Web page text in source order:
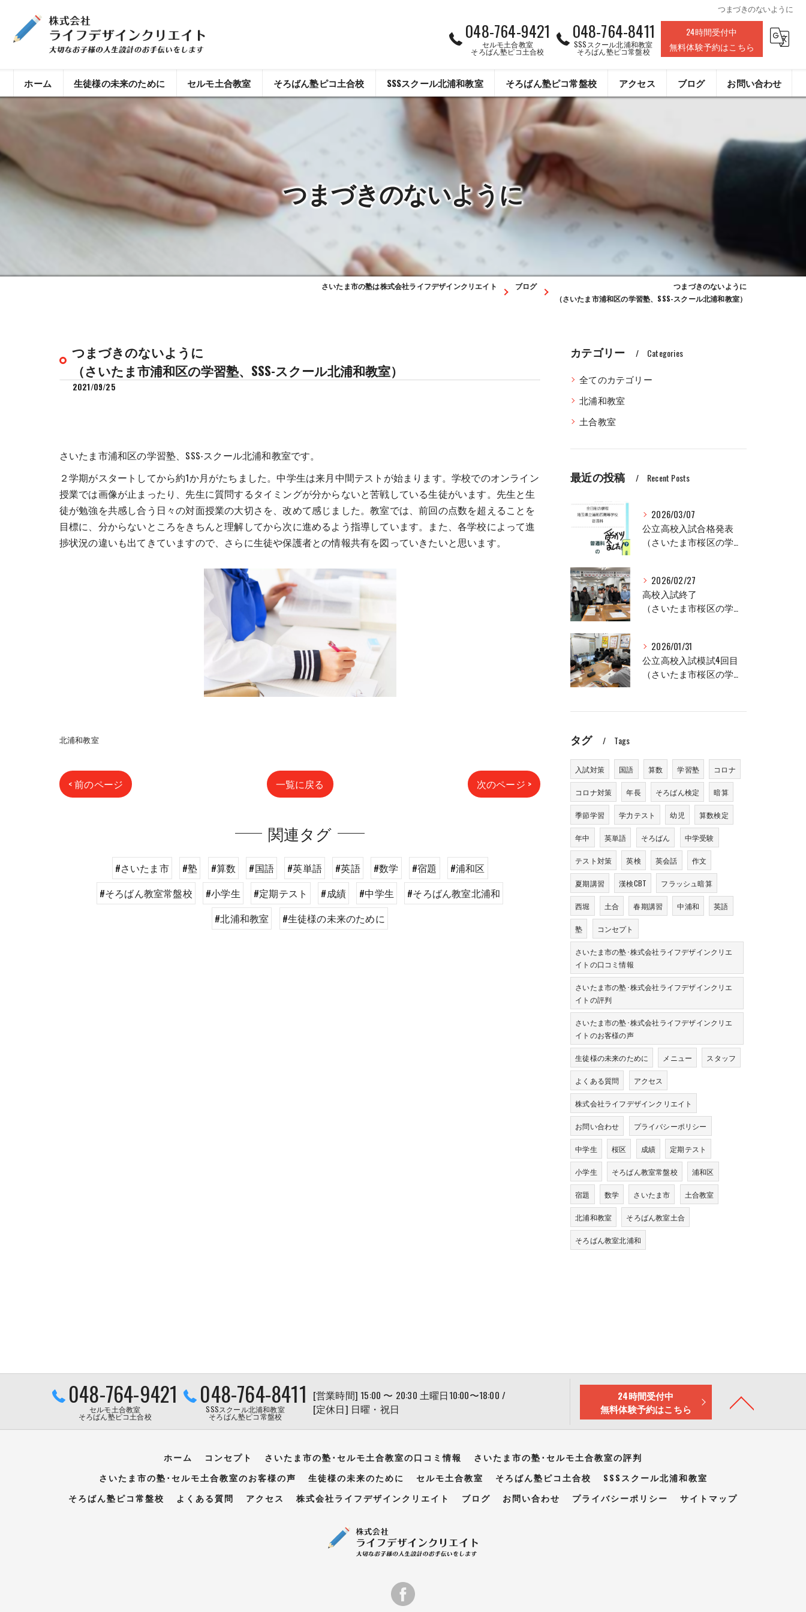
つまづきのないように
048-764-9421
セルモ土合教室
そろばん塾ピコ土合校
048-764-8411
SSSスクール北浦和教室
そろばん塾ピコ常盤校
24時間受付中
無料体験予約はこちら
ホーム 生徒様の未来のために セルモ土合教室 そろばん塾ピコ土合校 SSSスクール北浦和教室 そろばん塾ピコ常盤校 アクセス
株式会社ライフデザインクリエイト
ブログ お問い合わせ
つまづきのないように
さいたま市の塾は株式会社ライフデザインクリエイト ブログ
つまづきのないように
（さいたま市浦和区の学習塾、SSS-スクール北浦和教室）
つまづきのないように
（さいたま市浦和区の学習塾、SSS-スクール北浦和教室）
2021/09/25
さいたま市浦和区の学習塾、SSS-スクール北浦和教室です。
２学期がスタートしてから約1か月がたちました。中学生は来月中間テストが始まります。学校でのオンライン
授業では画像が止まったり、先生に質問するタイミングが分からないと苦戦している生徒がいます。先生と生
徒が勉強を共感し合う日々の対面授業の大切さを、改めて感じました。教室では、前回の点数を超えることを
目標に、分からないところをきちんと理解してから次に進めるよう指導しています。また、各学校によって進
捗状況の違いも出てきていますので、さらに生徒や保護者との情報共有を図っていきたいと思います。
北浦和教室
< 前のページ 一覧に戻る 次のページ >
関連タグ
#さいたま市 #塾 #算数 #国語 #英単語 #英語 #数学 #宿題
#浦和区
#そろばん教室常盤校
#小学生 #定期テスト #成績 #中学生
#そろばん教室北浦和
#北浦和教室
#生徒様の未来のために
カテゴリー Categories
全てのカテゴリー
北浦和教室
土合教室
最近の投稿 Recent Posts
2026/03/07
公立高校入試合格発表
（さいたま市桜区の学習塾、セルモ土合教室）
2026/02/27
高校入試終了
（さいたま市桜区の学習塾、セルモ土合教室）
2026/01/31
公立高校入試模試4回目
（さいたま市桜区の学習塾、セルモ土合教室）
タグ Tags
入試対策 国語 算数 学習塾 コロナ
コロナ対策 年長 そろばん検定 暗算
季節学習 学力テスト 幼児 算数検定
年中 英単語 そろばん 中学受験
テスト対策 英検 英会話 作文
夏期講習 漢検CBT フラッシュ暗算
西堀 土合 春期講習 中浦和 英語
塾 コンセプト
さいたま市の塾･株式会社ライフデザインクリエ
イトの口コミ情報
さいたま市の塾･株式会社ライフデザインクリエ
イトの評判
さいたま市の塾･株式会社ライフデザインクリエ
イトのお客様の声
生徒様の未来のために メニュー スタッフ
よくある質問 アクセス
株式会社ライフデザインクリエイト
お問い合わせ プライバシーポリシー
中学生 桜区 成績 定期テスト
小学生 そろばん教室常盤校 浦和区
宿題 数学 さいたま市 土合教室
北浦和教室 そろばん教室土合
そろばん教室北浦和
048-764-9421
セルモ土合教室
そろばん塾ピコ土合校
048-764-8411
SSSスクール北浦和教室
そろばん塾ピコ常盤校
[営業時間] 15:00 〜 20:30 土曜日10:00〜18:00 /
[定休日] 日曜・祝日
24時間受付中
無料体験予約はこちら
ホーム コンセプト さいたま市の塾･セルモ土合教室の口コミ情報
さいたま市の塾･セルモ土合教室の評判
さいたま市の塾･セルモ土合教室のお客様の声
生徒様の未来のために セルモ土合教室 そろばん塾ピコ土合校
SSSスクール北浦和教室
そろばん塾ピコ常盤校
よくある質問 アクセス 株式会社ライフデザインクリエイト ブログ お問い合わせ プライバシーポリシー サイトマップ